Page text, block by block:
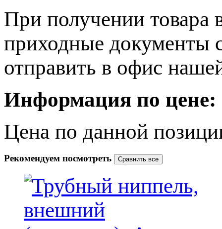
При получении товара
приходные документы
отправить в офис
Информация по цене:
Цена по данной
Рекомендуем посмотреть